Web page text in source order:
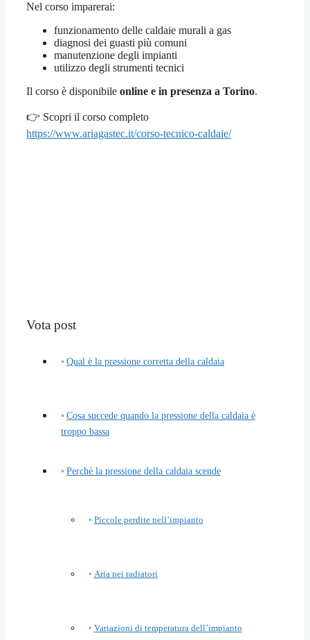
Nel corso imparerai:
funzionamento delle caldaie murali a gas
diagnosi dei guasti più comuni
manutenzione degli impianti
utilizzo degli strumenti tecnici
Il corso è disponibile online e in presenza a Torino.
👉 Scopri il corso completo
https://www.ariagastec.it/corso-tecnico-caldaie/
Vota post
Qual è la pressione corretta della caldaia
Cosa succede quando la pressione della caldaia è
troppo bassa
Perché la pressione della caldaia scende
Piccole perdite nell’impianto
Aria nei radiatori
Variazioni di temperatura dell’impianto